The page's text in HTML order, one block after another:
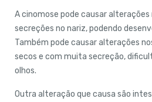
A cinomose pode causar
secreções no nariz, podendo
Também pode causar alterações
secos e com muita secreção,
olhos.
Outra alteração que causa são